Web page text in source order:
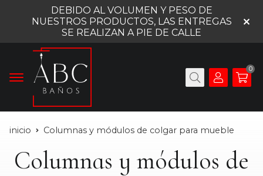
DEBIDO AL VOLUMEN Y PESO DE
NUESTROS PRODUCTOS, LAS ENTREGAS
SE REALIZAN A PIE DE CALLE
0
inicio Columnas y módulos de colgar para mueble
Columnas y módulos de